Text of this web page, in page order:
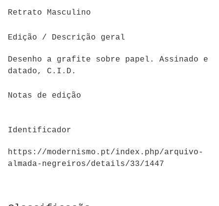
Retrato Masculino
Edição / Descrição geral
Desenho a grafite sobre papel. Assinado e
datado, C.I.D.
Notas de edição
Identificador
https://modernismo.pt/index.php/arquivo-
almada-negreiros/details/33/1447